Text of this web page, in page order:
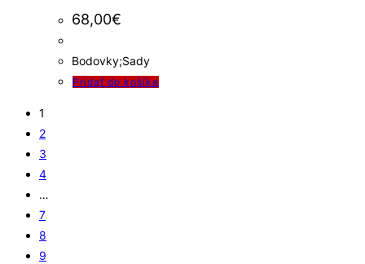
68,00€
Bodovky;Sady
Pridať do košíka
1
2
3
4
…
7
8
9